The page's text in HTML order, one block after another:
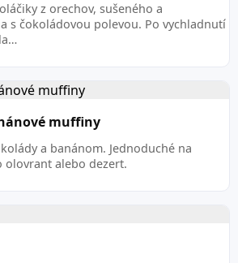
z orechov, sušeného a
s čokoládovou polevou. Po vychladnutí
muffiny
a banánom. Jednoduché na
olovrant alebo dezert.